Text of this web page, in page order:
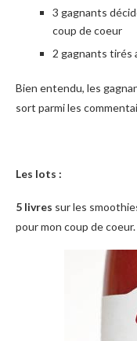
3 gagnants
coup de coeur
2 gagnants tirés
Bien entendu, les
sort parmi les
Les lots :
5 livres sur les
pour mon coup de coeur.